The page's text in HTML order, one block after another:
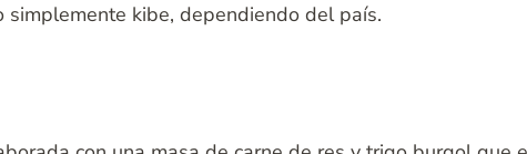
kibe, dependiendo del país.